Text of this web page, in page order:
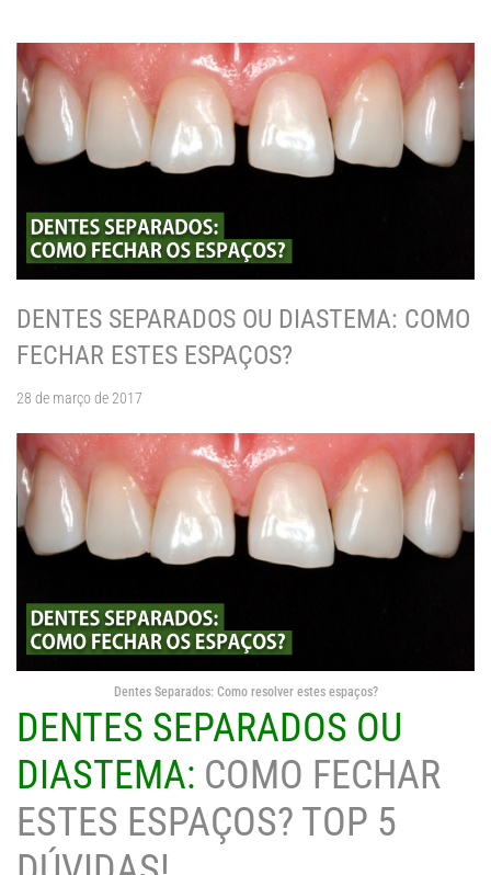
DENTES SEPARADOS OU DIASTEMA: COMO
FECHAR ESTES ESPAÇOS?
28 de março de 2017
Dentes Separados: Como resolver estes espaços?
DENTES SEPARADOS OU
DIASTEMA: COMO FECHAR
ESTES ESPAÇOS? TOP 5